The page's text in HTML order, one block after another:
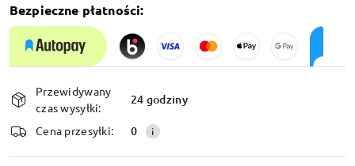
Bezpieczne płatności:
Dostępność
i
dostawa
Przewidywany
czas wysyłki:
24 godziny
Cena przesyłki: 0